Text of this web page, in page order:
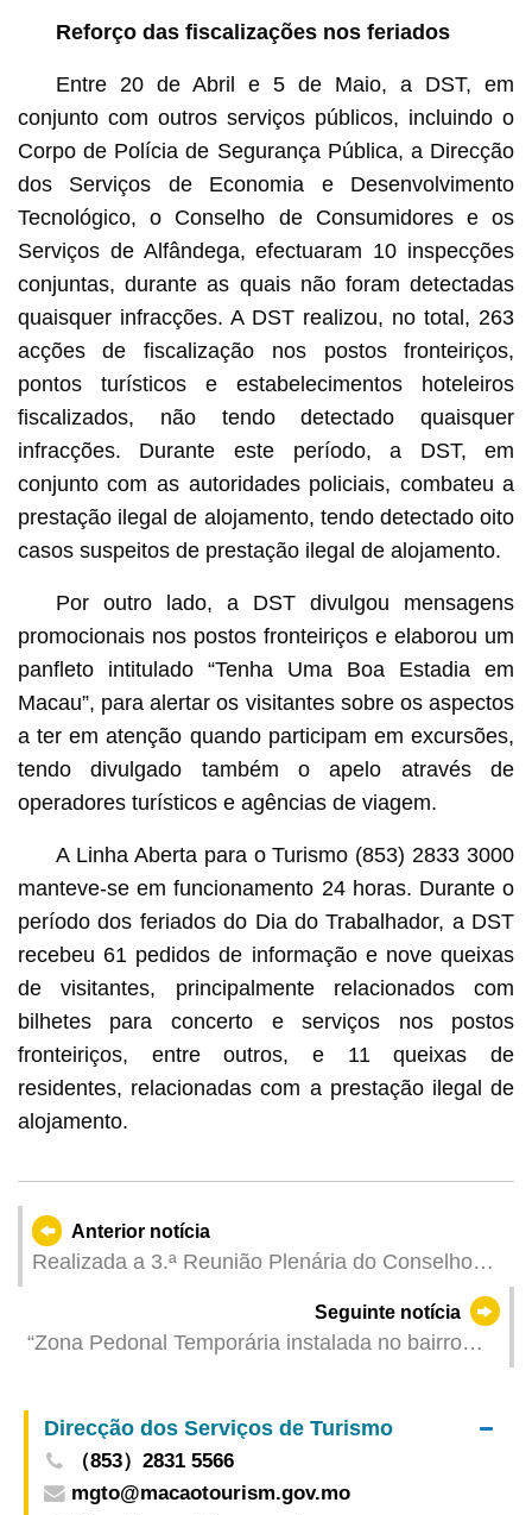
Reforço das fiscalizações nos feriados
Entre 20 de Abril e 5 de Maio, a DST, em
conjunto com outros serviços públicos, incluindo o
Corpo de Polícia de Segurança Pública, a Direcção
dos Serviços de Economia e Desenvolvimento
Tecnológico, o Conselho de Consumidores e os
Serviços de Alfândega, efectuaram 10 inspecções
conjuntas, durante as quais não foram detectadas
quaisquer infracções. A DST realizou, no total, 263
acções de fiscalização nos postos fronteiriços,
pontos turísticos e estabelecimentos hoteleiros
fiscalizados, não tendo detectado quaisquer
infracções. Durante este período, a DST, em
conjunto com as autoridades policiais, combateu a
prestação ilegal de alojamento, tendo detectado oito
casos suspeitos de prestação ilegal de alojamento.
Por outro lado, a DST divulgou mensagens
promocionais nos postos fronteiriços e elaborou um
panfleto intitulado “Tenha Uma Boa Estadia em
Macau”, para alertar os visitantes sobre os aspectos
a ter em atenção quando participam em excursões,
tendo divulgado também o apelo através de
operadores turísticos e agências de viagem.
A Linha Aberta para o Turismo (853) 2833 3000
manteve-se em funcionamento 24 horas. Durante o
período dos feriados do Dia do Trabalhador, a DST
recebeu 61 pedidos de informação e nove queixas
de visitantes, principalmente relacionados com
bilhetes para concerto e serviços nos postos
fronteiriços, entre outros, e 11 queixas de
residentes, relacionadas com a prestação ilegal de
alojamento.
Anterior notícia
Realizada a 3.ª Reunião Plenária do Conselho
Seguinte notícia
“Zona Pedonal Temporária instalada no bairro
Direcção dos Serviços de Turismo
（853）2831 5566
mgto@macaotourism.gov.mo